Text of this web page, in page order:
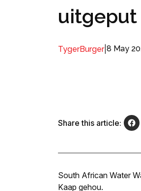
uitgeput
TygerBurger| 8 May
Share this article:
South African Water
Kaap gehou.